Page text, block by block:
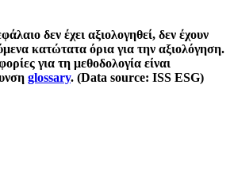
δεν έχει αξιολογηθεί, δεν έχουν
κατώτατα όρια για την αξιολόγηση.
για τη μεθοδολογία είναι
glossary. (Data source: ISS ESG)